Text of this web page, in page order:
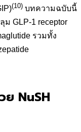
(10) บทความฉบับนี้
ม GLP-1 receptor
รวมทั้ง
ย NuSH